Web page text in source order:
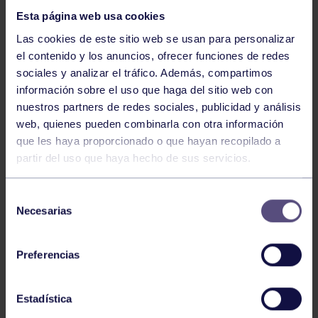
Esta página web usa cookies
Las cookies de este sitio web se usan para personalizar
el contenido y los anuncios, ofrecer funciones de redes
sociales y analizar el tráfico. Además, compartimos
información sobre el uso que haga del sitio web con
nuestros partners de redes sociales, publicidad y análisis
web, quienes pueden combinarla con otra información
que les haya proporcionado o que hayan recopilado a
partir del uso que haya hecho de sus servicios.
Necesarias
Preferencias
Estadística
Hockey 28 Jul 2026
ÓSCAR PALOMERO, RUMBO AL
MUNDIAL
Hockey